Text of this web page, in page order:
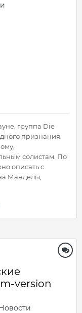
группа Die
признания,
солистам. По
описать с
Манделы,
version